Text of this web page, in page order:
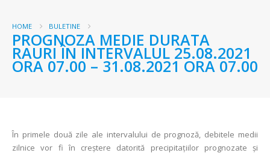
HOME BULETINE
PROGNOZA MEDIE DURATA
RAURI ÎN INTERVALUL 25.08.2021
ORA 07.00 – 31.08.2021 ORA 07.00
În primele două zile ale intervalului de prognoză, debitele medii
zilnice vor fi în creștere datorită precipitațiilor prognozate și